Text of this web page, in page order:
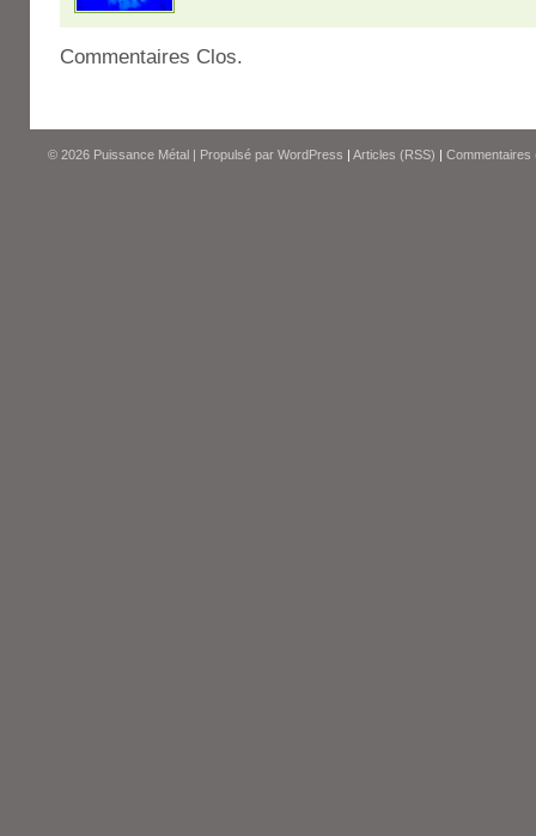
Commentaires Clos.
© 2026 Puissance Métal | Propulsé par WordPress | Articles (RSS) | Commentaires